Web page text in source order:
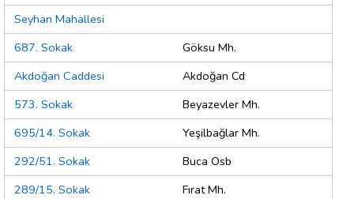
Seyhan Mahallesi
687. Sokak
Göksu Mh.
Akdoğan Caddesi
Akdoğan Cd
573. Sokak
Beyazevler Mh.
695/14. Sokak
Yeşilbağlar Mh.
292/51. Sokak
Buca Osb
289/15. Sokak
Fırat Mh.